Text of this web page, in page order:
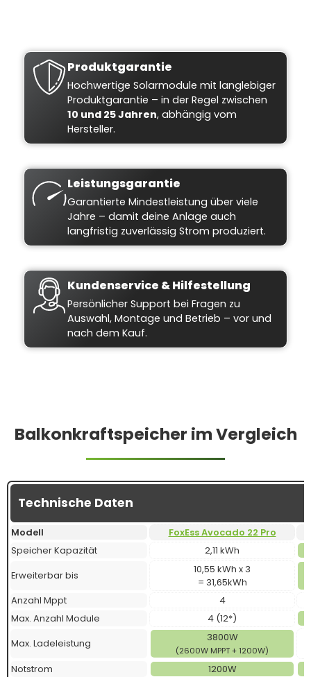
Produktgarantie
Hochwertige Solarmodule mit langlebiger
Produktgarantie – in der Regel zwischen
10 und 25 Jahren, abhängig vom
Hersteller.
Leistungsgarantie
Garantierte Mindestleistung über viele
Jahre – damit deine Anlage auch
langfristig zuverlässig Strom produziert.
Kundenservice & Hilfestellung
Persönlicher Support bei Fragen zu
Auswahl, Montage und Betrieb – vor und
nach dem Kauf.
Balkonkraftspeicher im Vergleich
Technische Daten
Modell FoxEss Avocado 22 Pro
Speicher Kapazität
2,11 kWh
Erweiterbar bis
10,55 kWh x 3
= 31,65kWh
Anzahl Mppt
4
Max. Anzahl Module
4 (12*)
Max. Ladeleistung
3800W
(2600W MPPT + 1200W)
Notstrom 1200W